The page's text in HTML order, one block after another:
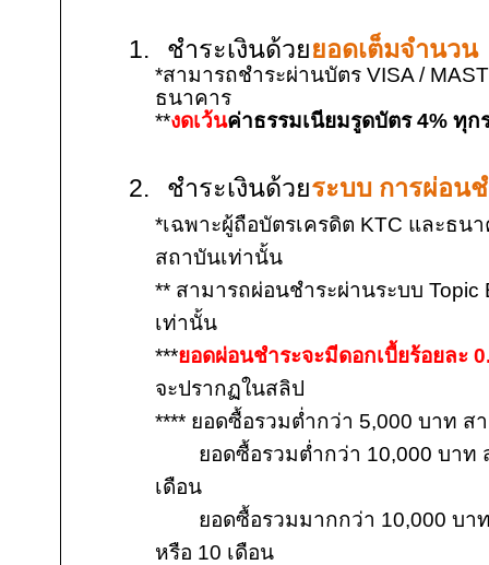
1. ชำระเงินด้วยยอดเต็มจำนวน
*สามารถชำระผ่านบัตรVISA /
ธนาคาร
**งดเว้นค่าธรรมเนียมรูดบัตร4%ทุก
2. ชำระเงินด้วยระบบ การผ่อน
*เฉพาะผู้ถือบัตรเครดิต KTC และธน
สถาบันเท่านั้น
** สามารถผ่อนชำระผ่านระบบTopic
เท่านั้น
***ยอดผ่อนชำระจะมีดอกเบื้ยร้อยละ
จะปรากฏในสลิป
**** ยอดซื้อรวมต่ำกว่า 5,000บาท ส
ยอดซื้อรวมต่ำกว่า 10,000บาท
เดือน
ยอดซื้อรวมมากกว่า 10,000บา
หรือ 10 เดือน